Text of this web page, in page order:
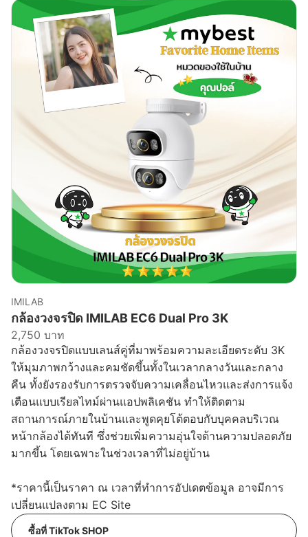
IMILAB
กล้องวงจรปิด IMILAB EC6 Dual Pro 3K
2,750 บาท
กล้องวงจรปิดแบบเลนส์คู่ที่มาพร้อมความละเอียดระดับ 3K
ให้มุมภาพกว้างและคมชัดขึ้นทั้งในเวลากลางวันและกลาง
คืน ทั้งยังรองรับการตรวจจับความเคลื่อนไหวและส่งการแจ้ง
เตือนแบบเรียลไทม์ผ่านแอปพลิเคชัน ทำให้ติดตาม
สถานการณ์ภายในบ้านและพูดคุยโต้ตอบกับบุคคลบริเวณ
หน้ากล้องได้ทันที ซึ่งช่วยเพิ่มความอุ่นใจด้านความปลอดภัย
มากขึ้น โดยเฉพาะในช่วงเวลาที่ไม่อยู่บ้าน
*ราคานี้เป็นราคา ณ เวลาที่ทำการอัปเดตข้อมูล อาจมีการ
เปลี่ยนแปลงตาม EC Site
ซื้อที่ TikTok SHOP